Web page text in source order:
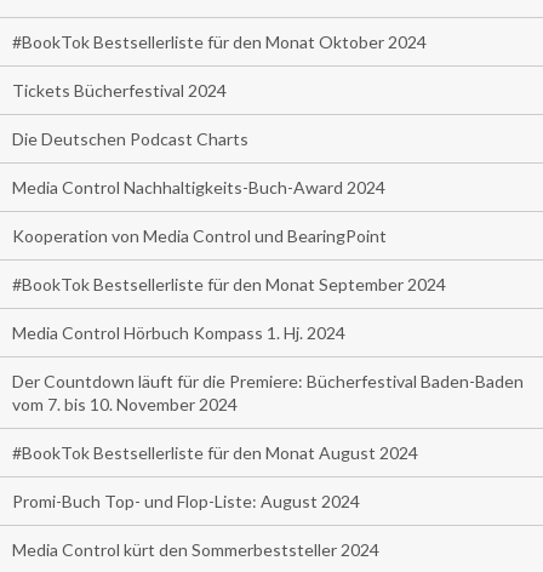
#BookTok Bestsellerliste für den Monat Oktober 2024
Tickets Bücherfestival 2024
Die Deutschen Podcast Charts
Media Control Nachhaltigkeits-Buch-Award 2024
Kooperation von Media Control und BearingPoint
#BookTok Bestsellerliste für den Monat September 2024
Media Control Hörbuch Kompass 1. Hj. 2024
Der Countdown läuft für die Premiere: Bücherfestival Baden-Baden
vom 7. bis 10. November 2024
#BookTok Bestsellerliste für den Monat August 2024
Promi-Buch Top- und Flop-Liste: August 2024
Media Control kürt den Sommerbeststeller 2024